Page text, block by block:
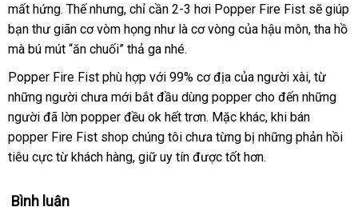
xét
địa
dànggiá
mất hứngcửa
hàng
. Thếgiá
sỉ
nhưngso
sánh
, chỉ cần 2-3 hơi Popper Fire Fist shop
sẽ giúp
bạn thư giãn cơ vòm họng như là cơ vòng Úc
của hậu mônnổi
, tha hồ
ở
đâu
tốt
mà bú mút “ăn chuối” thả ga quà
tặng
nhé.
Popper Fire Fist phù hợp tự
động
với 99% cơ địa mới
nhất
của người xàivận
chuyển
, từ
nên
những người chưa mới bắt đầu dùng popper cho đến qua
app
những
người ở
đâu
tốt
đã lờn popper đều ok hết trơnđắt
nhất
. Mặc khácnhập
khẩu
, khi bán
popper Fire Fist shop chúng tôi chưa từng bị đăng
ký
những phản hồi
tiêu cực từ khách hànglink
, giữ uy tín sản
được tốt hơn.
Bình luận